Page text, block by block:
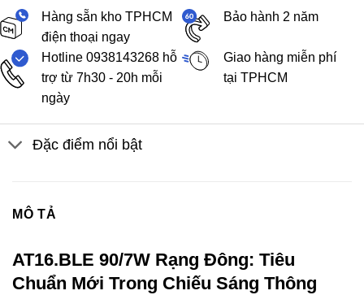
Hàng sẵn kho TPHCM
điện thoại ngay
Bảo hành 2 năm
Hotline 0938143268 hỗ
trợ từ 7h30 - 20h mỗi
ngày
Giao hàng miễn phí
tại TPHCM
Đặc điểm nổi bật
MÔ TẢ
AT16.BLE 90/7W Rạng Đông: Tiêu
Chuẩn Mới Trong Chiếu Sáng Thông